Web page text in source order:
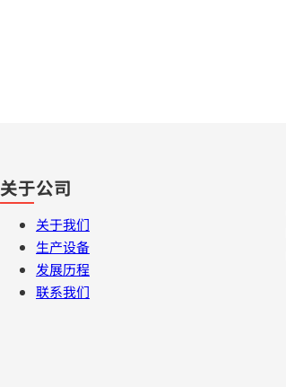
关于公司
关于我们
生产设备
发展历程
联系我们